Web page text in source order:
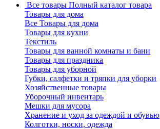
Все товары Полный каталог товара
Товары для дома
Все Товары для дома
Товары для кухни
Текстиль
Товары для ванной комнаты и бани
Товары для праздника
Товары для уборной
Губки, салфетки и тряпки для уборки
Хозяйственные товары
Уборочный инвентарь
Мешки для мусора
Хранение и уход за одеждой и обувью
Колготки, носки, одежда